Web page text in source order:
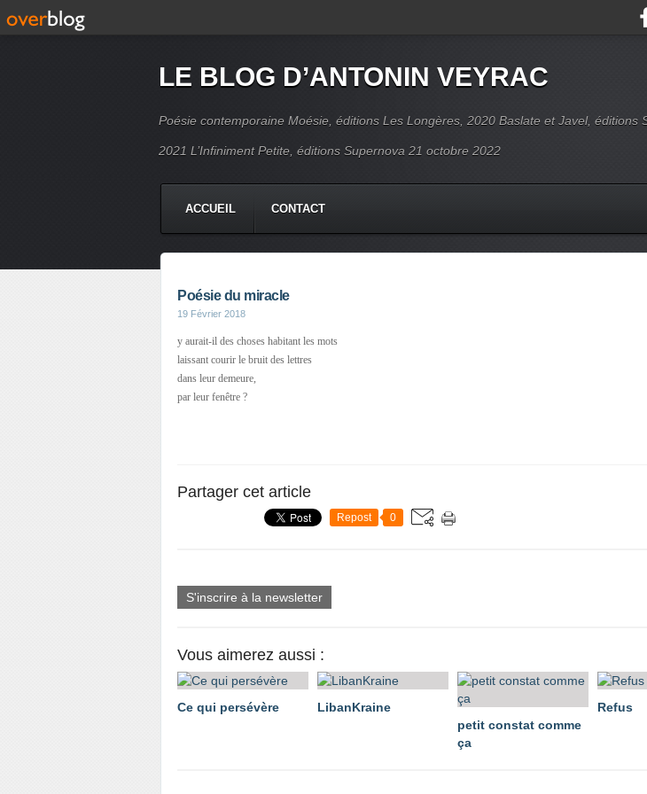
LE BLOG D’ANTONIN VEYRAC
Poésie contemporaine Moésie, éditions Les Longères, 2020 Baslate et Javel, éditions
2021 L’Infiniment Petite, éditions Supernova 21 octobre 2022
ACCUEIL CONTACT
Poésie du miracle
19 Février 2018
y aurait-il des choses habitant les mots
laissant courir le bruit des lettres
dans leur demeure,
par leur fenêtre ?
Partager cet article
Repost 0
S'inscrire à la newsletter
Vous aimerez aussi :
Ce qui persévère
LibanKraine
petit constat comme
ça
Refus